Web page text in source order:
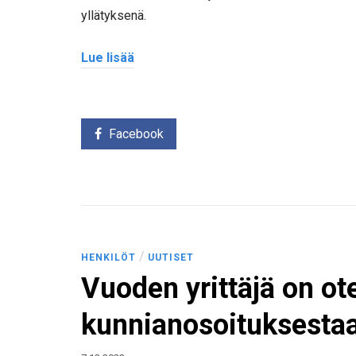
yllätyksenä.
Lue lisää
Facebook
HENKILÖT / UUTISET
Vuoden yrittäjä on